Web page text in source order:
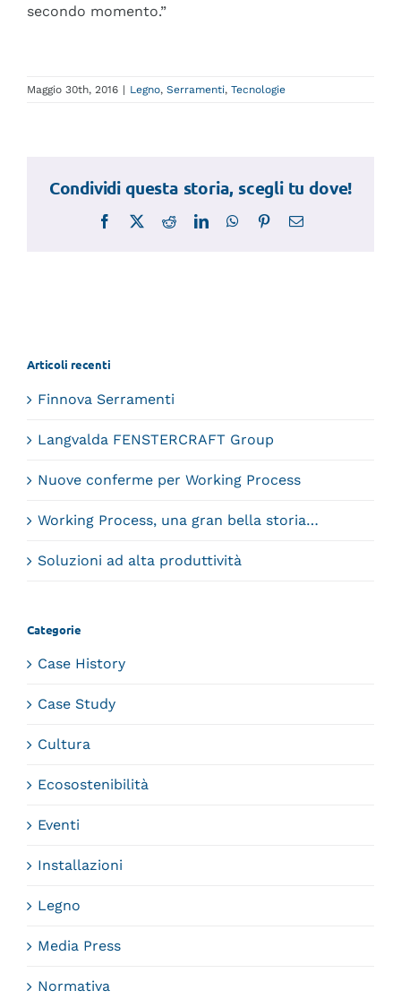
secondo momento.”
Maggio 30th, 2016 | Legno, Serramenti, Tecnologie
Condividi questa storia, scegli tu dove!
Facebook RedditLinkedInWhatsApp
PinterestEmail
Articoli recenti
Finnova Serramenti
Langvalda FENSTERCRAFT Group
Nuove conferme per Working Process
Working Process, una gran bella storia…
Soluzioni ad alta produttività
Categorie
Case History
Case Study
Cultura
Ecosostenibilità
Eventi
Installazioni
Legno
Media Press
Normativa